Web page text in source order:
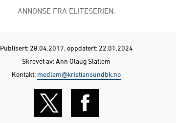
ANNONSE FRA ELITESERIEN:
Publisert: 28.04.2017, oppdatert: 22.01.2024
Skrevet av: Ann Olaug Slatlem
Kontakt: medlem@kristiansundbk.no